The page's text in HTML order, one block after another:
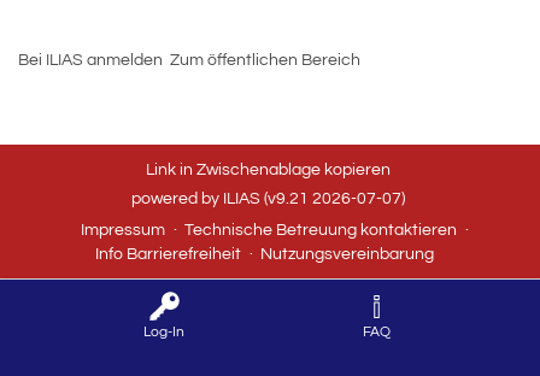
Log-In FAQ
Bei ILIAS anmelden Zum öffentlichen Bereich
Link in Zwischenablage kopieren
powered by ILIAS (v9.21 2026-07-07)
Impressum
Technische Betreuung kontaktieren
Info Barrierefreiheit
Nutzungsvereinbarung